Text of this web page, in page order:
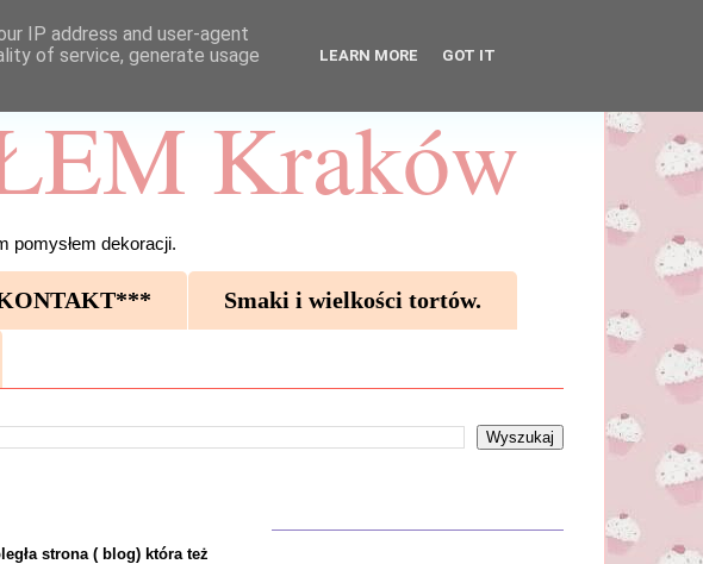
Kraków
pomysłem dekoracji.
Smaki i wielkości tortów.
strona ( blog) która też
IP address and user-agent
of service, generate usage
LEARN MORE GOT IT